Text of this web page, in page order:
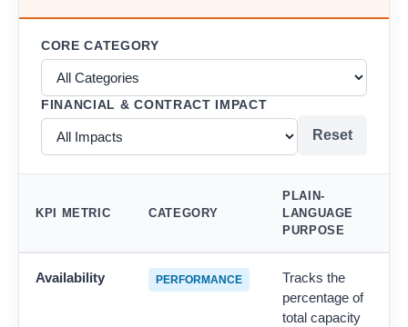
CORE CATEGORY
FINANCIAL & CONTRACT IMPACT
Reset
KPI METRIC CATEGORY
PLAIN-
LANGUAGE
PURPOSE
Availability PERFORMANCE
Tracks the
percentage of
total capacity